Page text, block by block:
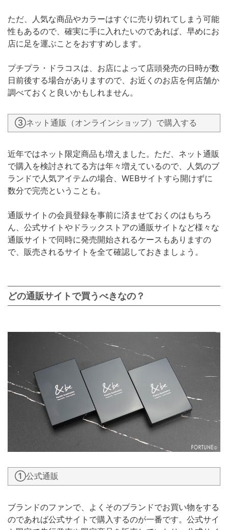
ただ、人気な商品やカラーはすぐに売り切れてしまう可能
性もあるので、確実に手に入れたいのであれば、早めにお
店に足を運ぶことをおすすめします。
プチプラ・ドラコスは、お店によって店頭発売の日時が数
日前後する場合がありますので、お近くのお店を何店舗か
調べておくと良いかもしれません。
③ネット通販（オンラインショップ）で購入する
近年ではネット限定商品も増えました。ただ、ネット通販
で購入を検討されてる方は年々増えているので、人気のブ
ランドで人気アイテムの場合、WEBサイトすら開けずに
数分で完売ということも。
通販サイトの会員登録を事前に済ませておくのはもちろ
ん、公式サイトやドラックストアの通販サイトなど様々な
通販サイトで同時に発売開始されるケースもありますの
で、販売されるサイトを全て確認しておきましょう。
どの通販サイトで買うべきなの？
①公式通販
ブランドのファンで、よくそのブランドでお買い物をする
のであれば公式サイトで購入するのが一番です。公式サイ